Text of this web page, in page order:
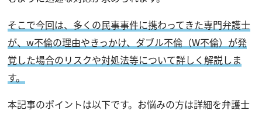
そこで今回は、多くの民事事件に携わってきた専門弁護士
が、w不倫の理由やきっかけ、ダブル不倫（W不倫）が発
覚した場合のリスクや対処法等について詳しく解説しま
す。
本記事のポイントは以下です。お悩みの方は詳細を弁護士